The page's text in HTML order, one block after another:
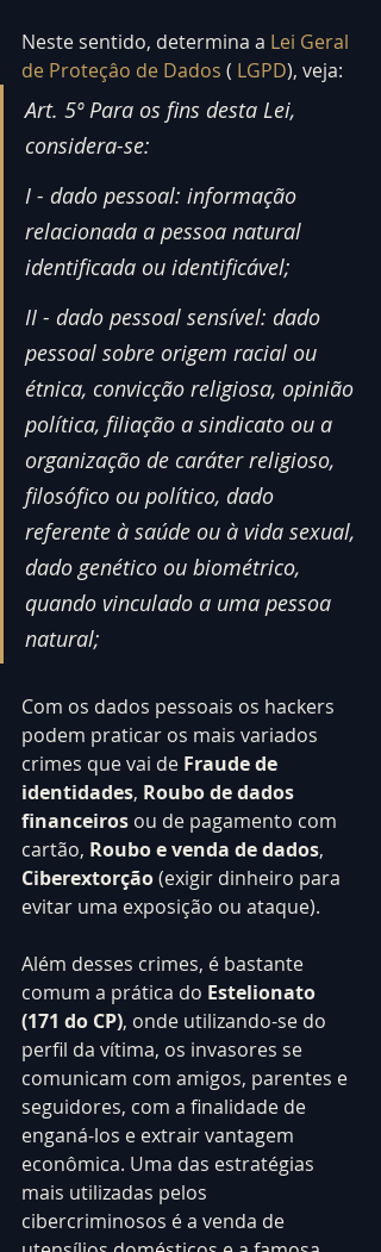
Neste sentido, determina a Lei Geral
de Proteçâo de Dados ( LGPD), veja:
Art. 5º Para os fins desta Lei,
considera-se:
I - dado pessoal: informação
relacionada a pessoa natural
identificada ou identificável;
II - dado pessoal sensível: dado
pessoal sobre origem racial ou
étnica, convicção religiosa, opinião
política, filiação a sindicato ou a
organização de caráter religioso,
filosófico ou político, dado
referente à saúde ou à vida sexual,
dado genético ou biométrico,
quando vinculado a uma pessoa
natural;
Com os dados pessoais os hackers
podem praticar os mais variados
crimes que vai de Fraude de
identidades, Roubo de dados
financeiros ou de pagamento com
cartão, Roubo e venda de dados,
Ciberextorção (exigir dinheiro para
evitar uma exposição ou ataque).
Além desses crimes, é bastante
comum a prática do Estelionato
(171 do CP), onde utilizando-se do
perfil da vítima, os invasores se
comunicam com amigos, parentes e
seguidores, com a finalidade de
enganá-los e extrair vantagem
econômica. Uma das estratégias
mais utilizadas pelos
cibercriminosos é a venda de